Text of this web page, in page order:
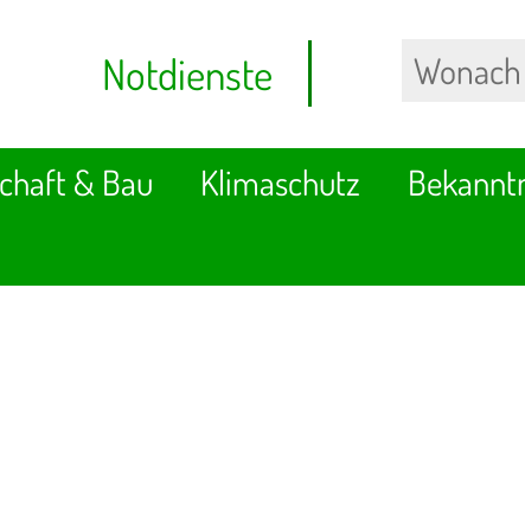
Notdienste
& Bau Klimaschutz